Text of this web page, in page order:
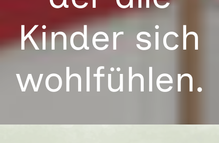
Kinder sich
wohl­fühlen.